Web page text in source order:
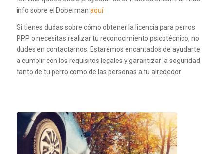
info sobre el Doberman aquí.
Si tienes dudas sobre cómo obtener la licencia para perros
PPP o necesitas realizar tu reconocimiento psicotécnico, no
dudes en contactarnos. Estaremos encantados de ayudarte
a cumplir con los requisitos legales y garantizar la seguridad
tanto de tu perro como de las personas a tu alrededor.